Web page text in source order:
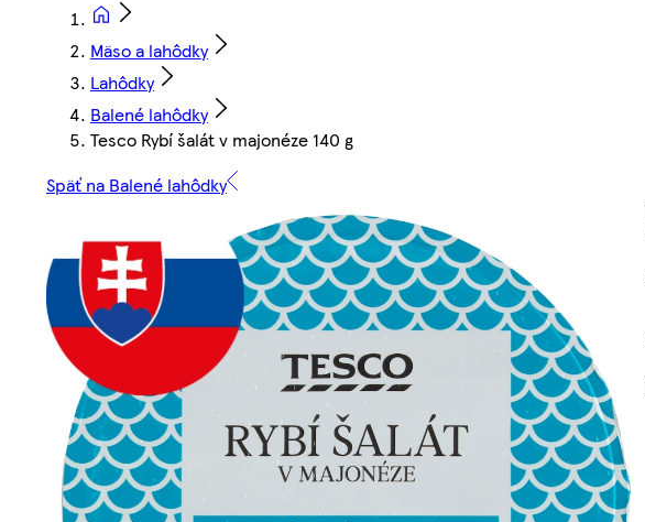
Mäso a lahôdky
Lahôdky
Balené lahôdky
Tesco Rybí šalát v majonéze 140 g
Späť na Balené lahôdky